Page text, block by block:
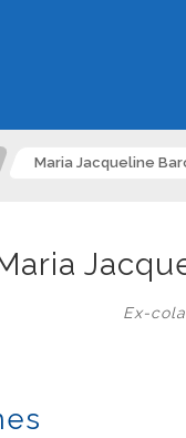
Maria Jacqueline
Ex-